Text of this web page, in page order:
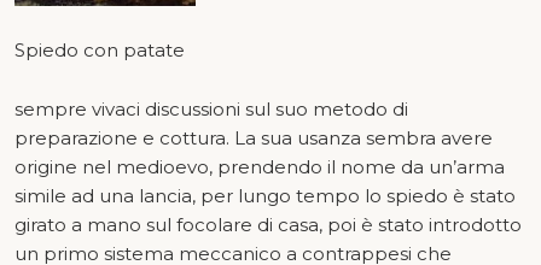
Spiedo con patate
sempre vivaci discussioni sul suo metodo di
preparazione e cottura. La sua usanza sembra avere
origine nel medioevo, prendendo il nome da un’arma
simile ad una lancia, per lungo tempo lo spiedo è stato
girato a mano sul focolare di casa, poi è stato introdotto
un primo sistema meccanico a contrappesi che